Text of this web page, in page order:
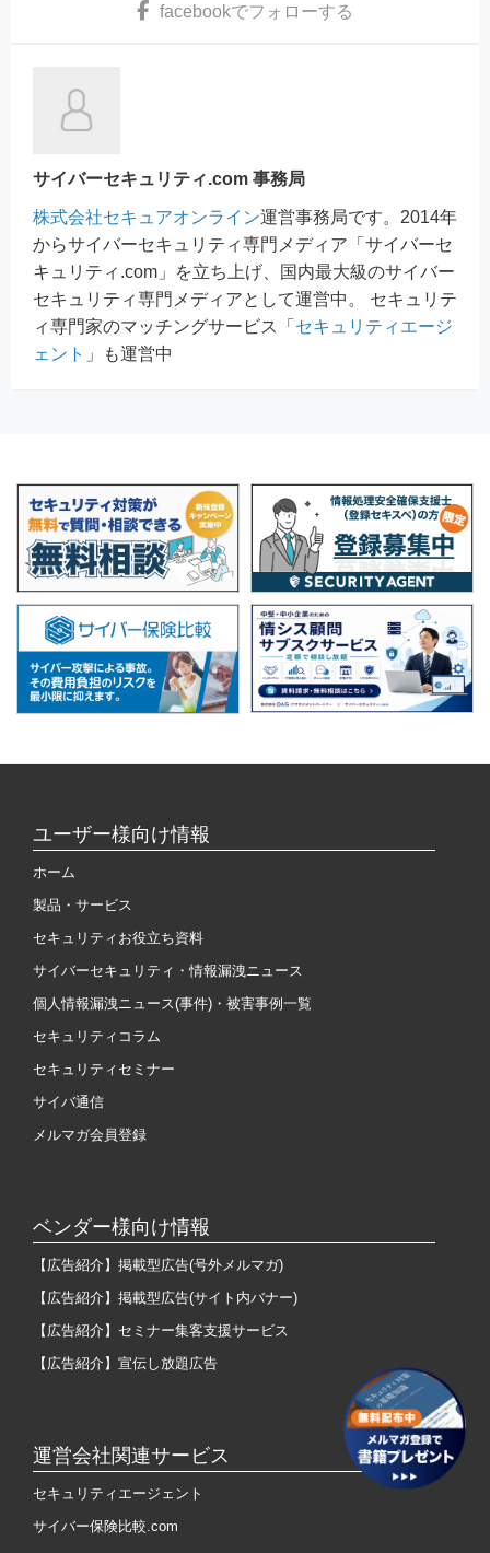
facebookでフォローする
サイバーセキュリティ.com 事務局
株式会社セキュアオンライン運営事務局です。2014年
からサイバーセキュリティ専門メディア「サイバーセ
キュリティ.com」を立ち上げ、国内最大級のサイバー
セキュリティ専門メディアとして運営中。 セキュリテ
ィ専門家のマッチングサービス「 セキュリティエージ
ェント 」も運営中
ユーザー様向け情報
ホーム
製品・サービス
セキュリティお役立ち資料
サイバーセキュリティ・情報漏洩ニュース
個人情報漏洩ニュース(事件)・被害事例一覧
セキュリティコラム
セキュリティセミナー
サイバ通信
メルマガ会員登録
ベンダー様向け情報
【広告紹介】掲載型広告(号外メルマガ)
【広告紹介】掲載型広告(サイト内バナー)
【広告紹介】セミナー集客支援サービス
【広告紹介】宣伝し放題広告
運営会社関連サービス
セキュリティエージェント
サイバー保険比較.com